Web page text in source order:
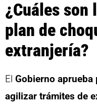
¿Cuáles son
plan de
extranjería?
El Gobierno aprueba
agilizar trámites de